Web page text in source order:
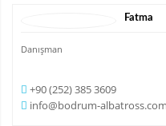
Fatma
Danışman
+90 (252) 385 3609
info@bodrum-albatross.com